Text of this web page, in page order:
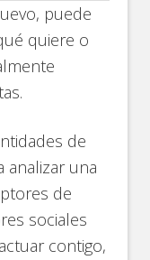
puede
quiere o
de
analizar una
de
sociales
contigo,